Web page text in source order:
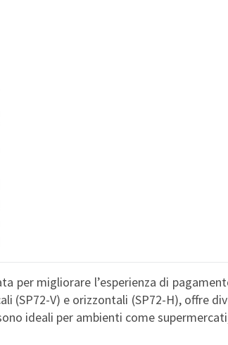
per migliorare l’esperienza di
(SP72-V) e orizzontali (SP72-H), offre
ideali per ambienti come